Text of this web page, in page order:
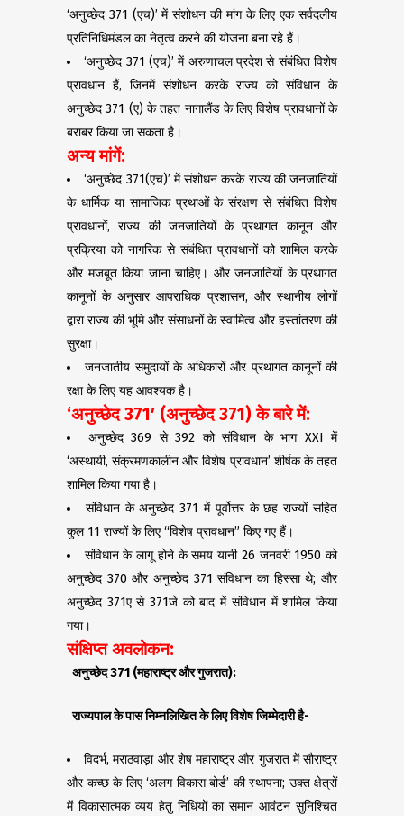
‘अनुच्छेद 371 (एच)’ में संशोधन की मांग के लिए एक सर्वदलीय
प्रतिनिधिमंडल का नेतृत्व करने की योजना बना रहे हैं।
‘अनुच्छेद 371 (एच)’ में अरुणाचल प्रदेश से संबंधित विशेष
प्रावधान हैं, जिनमें संशोधन करके राज्य को संविधान के
अनुच्छेद 371 (ए) के तहत नागालैंड के लिए विशेष प्रावधानों के
बराबर किया जा सकता है।
अन्य मांगें:
‘अनुच्छेद 371(एच)’ में संशोधन करके राज्य की जनजातियों
के धार्मिक या सामाजिक प्रथाओं के संरक्षण से संबंधित विशेष
प्रावधानों, राज्य की जनजातियों के प्रथागत कानून और
प्रक्रिया को नागरिक से संबंधित प्रावधानों को शामिल करके
और मजबूत किया जाना चाहिए। और जनजातियों के प्रथागत
कानूनों के अनुसार आपराधिक प्रशासन, और स्थानीय लोगों
द्वारा राज्य की भूमि और संसाधनों के स्वामित्व और हस्तांतरण की
सुरक्षा।
जनजातीय समुदायों के अधिकारों और प्रथागत कानूनों की
रक्षा के लिए यह आवश्यक है।
‘अनुच्छेद371′ (अनुच्छेद371)के बारे में:
अनुच्छेद 369 से 392 को संविधान के भाग XXI में
‘अस्थायी, संक्रमणकालीन और विशेष प्रावधान’ शीर्षक के तहत
शामिल किया गया है।
संविधान के अनुच्छेद 371 में पूर्वोत्तर के छह राज्यों सहित
कुल 11 राज्यों के लिए “विशेष प्रावधान” किए गए हैं।
संविधान के लागू होने के समय यानी 26 जनवरी 1950 को
अनुच्छेद 370 और अनुच्छेद 371 संविधान का हिस्सा थे; और
अनुच्छेद 371ए से 371जे को बाद में संविधान में शामिल किया
गया।
संक्षिप्त अवलोकन:
अनुच्छेद371 (महाराष्ट्र और गुजरात):
राज्यपाल के पास निम्नलिखित के लिए विशेष जिम्मेदारी है-
विदर्भ, मराठवाड़ा और शेष महाराष्ट्र और गुजरात में सौराष्ट्र
और कच्छ के लिए ‘अलग विकास बोर्ड’ की स्थापना; उक्त क्षेत्रों
में विकासात्मक व्यय हेतु निधियों का समान आवंटन सुनिश्चित